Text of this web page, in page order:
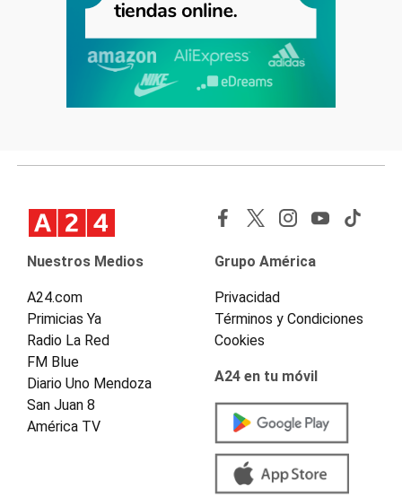
Nuestros Medios
A24.com
Primicias Ya
Radio La Red
FM Blue
Diario Uno Mendoza
San Juan 8
América TV
Grupo América
Privacidad
Términos y Condiciones
Cookies
A24 en tu móvil